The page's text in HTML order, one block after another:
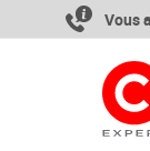
contenu
Vous